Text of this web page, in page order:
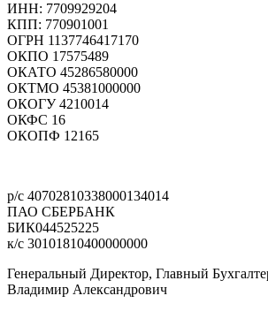
ИНН: 7709929204
КПП: 770901001
ОГРН 1137746417170
ОКПО 17575489
ОКАТО 45286580000
ОКТМО 45381000000
ОКОГУ 4210014
ОКФС 16
ОКОПФ 12165
р/с 40702810338000134014
ПАО СБЕРБАНК
БИК044525225
к/с 30101810400000000
Генеральный Директор, Главный
Владимир Александрович